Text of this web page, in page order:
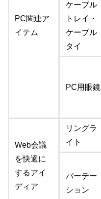
PC関連ア
イテム
ケーブル
トレイ・
ケーブル
タイ
PC用眼鏡
Web会議
を快適に
するアイ
ディア
リングラ
イト
パーテー
ション